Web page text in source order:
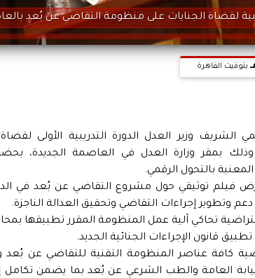
لقضاة الجنايات على منظومة التقاضي عن بُعد
بتوقيت القاهرة
وزير العدل الدورة التدريبية الأولى
بمقر وزارة العدل في العاصمة الجديدة،
بالتحول الرقمي.
فيلم توثيقي حول مشروع التقاضي عن بُعد في
وتطوير إجراءات التقاضي وتحقيق العدالة الناجزة.
تحاكي آلية عمل المنظومة المقرر تطبيقها
قانون الإجراءات الجنائية الجديد.
كافة عناصر المنظومة التقنية للتقاضي عن
العامة والطب الشرعي عن بُعد بما يضمن تكامل